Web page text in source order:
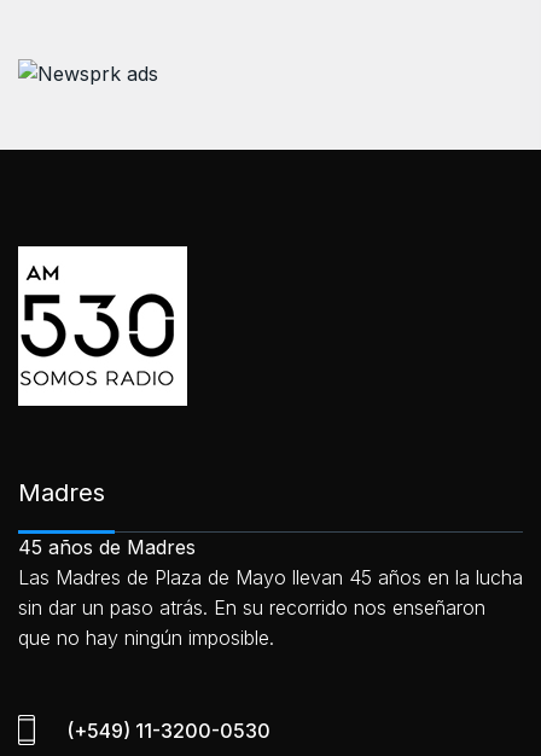
Madres
45 años de Madres
Las Madres de Plaza de Mayo llevan 45 años en la lucha
sin dar un paso atrás. En su recorrido nos enseñaron
que no hay ningún imposible.
(+549) 11-3200-0530